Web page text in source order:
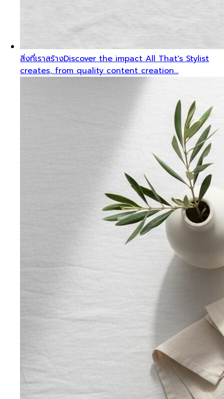
สิ่งที่เราสร้างDiscover the impact All That's Stylist
creates, from quality content creation…